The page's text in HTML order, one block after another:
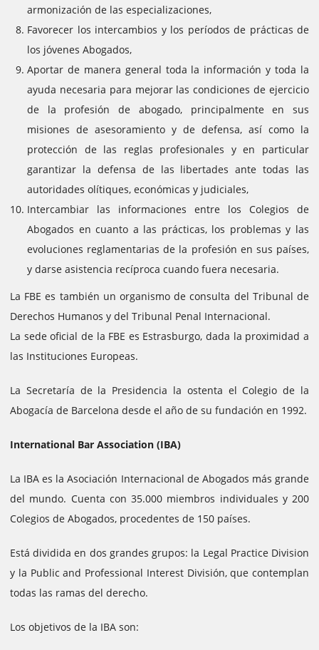
armonización de las especializaciones,
Favorecer los intercambios y los períodos de prácticas de
los jóvenes Abogados,
Aportar de manera general toda la información y toda la
ayuda necesaria para mejorar las condiciones de ejercicio
de la profesión de abogado, principalmente en sus
misiones de asesoramiento y de defensa, así como la
protección de las reglas profesionales y en particular
garantizar la defensa de las libertades ante todas las
autoridades olítiques, económicas y judiciales,
Intercambiar las informaciones entre los Colegios de
Abogados en cuanto a las prácticas, los problemas y las
evoluciones reglamentarias de la profesión en sus países,
y darse asistencia recíproca cuando fuera necesaria.
La FBE es también un organismo de consulta del Tribunal de
Derechos Humanos y del Tribunal Penal Internacional.
La sede oficial de la FBE es Estrasburgo, dada la proximidad a
las Instituciones Europeas.
La Secretaría de la Presidencia la ostenta el Colegio de la
Abogacía de Barcelona desde el año de su fundación en 1992.
International Bar Association (IBA)
La IBA es la Asociación Internacional de Abogados más grande
del mundo. Cuenta con 35.000 miembros individuales y 200
Colegios de Abogados, procedentes de 150 países.
Está dividida en dos grandes grupos: la Legal Practice Division
y la Public and Professional Interest División, que contemplan
todas las ramas del derecho.
Los objetivos de la IBA son: